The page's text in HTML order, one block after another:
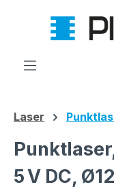
Zum Hauptinhalt
Laser
5 V DC,